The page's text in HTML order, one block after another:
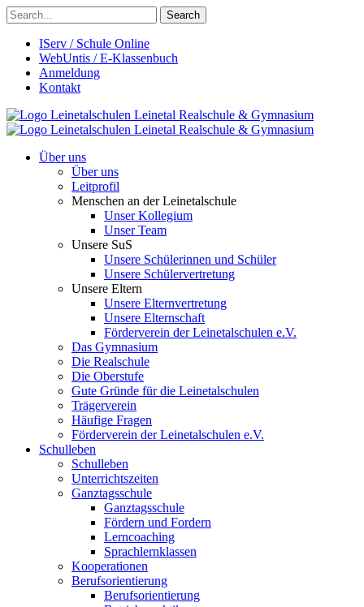
Search
IServ / Schule Online
WebUntis / E-Klassenbuch
Anmeldung
Kontakt
Leinetalschulen Leinetal Realschule & Gymnasium
Leinetalschulen Leinetal Realschule & Gymnasium
Über uns
Über uns
Leitprofil
Menschen an der Leinetalschule
Unser Kollegium
Unser Team
Unsere SuS
Unsere Schülerinnen und Schüler
Unsere Schülervertretung
Unsere Eltern
Unsere Elternvertretung
Unsere Elternschaft
Förderverein der Leinetalschulen e.V.
Das Gymnasium
Die Realschule
Die Oberstufe
Gute Gründe für die Leinetalschulen
Trägerverein
Häufige Fragen
Förderverein der Leinetalschulen e.V.
Schulleben
Schulleben
Unterrichtszeiten
Ganztagsschule
Ganztagsschule
Fördern und Fordern
Lerncoaching
Sprachlernklassen
Kooperationen
Berufsorientierung
Berufsorientierung